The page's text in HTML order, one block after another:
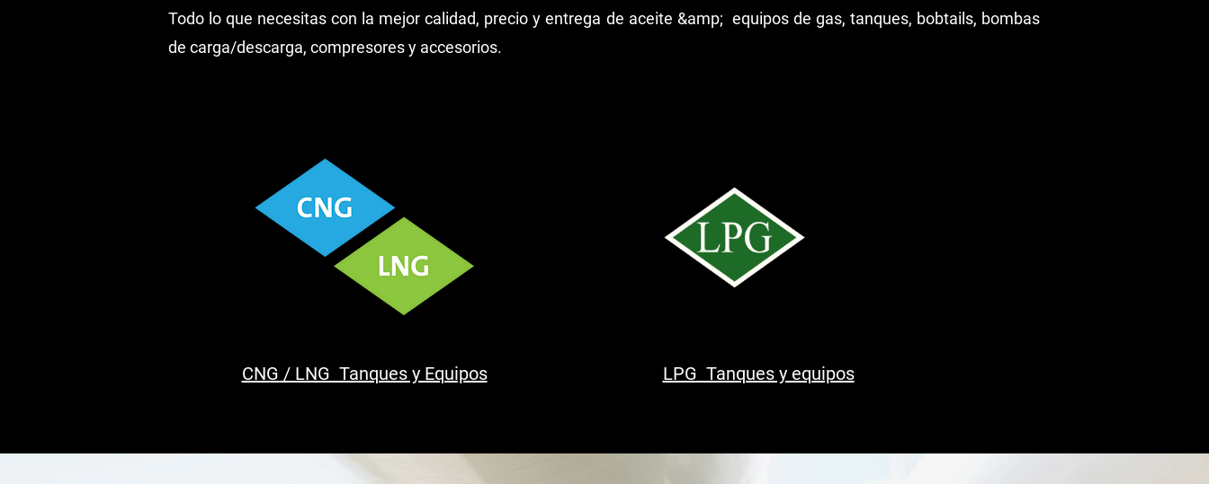
Todo lo que necesitas con la mejor calidad, precio y entrega de aceite &amp; equipos de gas, tanques, bobtails, bombas
de carga/descarga, compresores y accesorios.
CNG / LNG Tanques y Equipos LPG Tanques y equipos